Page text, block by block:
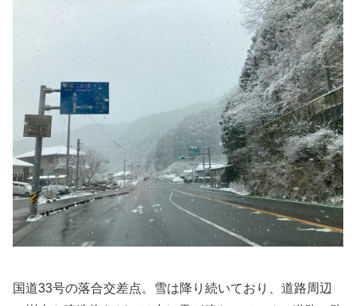
国道33号の落合交差点。雪は降り続いており、道路周辺